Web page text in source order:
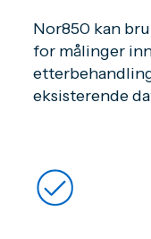
Nor850 kan
for målinger
eksisterende